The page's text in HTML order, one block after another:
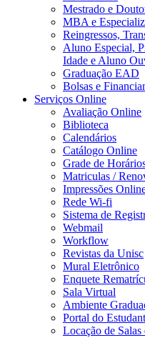
Mestrado e
MBA e
Reingressos,
Aluno Especial,
Idade e Aluno
Graduação EAD
Bolsas e
Serviços Online
Avaliação Online
Biblioteca
Calendários
Catálogo Online
Grade de
Matriculas /
Impressões
Rede Wi-fi
Sistema de
Webmail
Workflow
Revistas da Unisc
Mural Eletrônico
Enquete
Sala Virtual
Ambiente
Portal do
Locação de